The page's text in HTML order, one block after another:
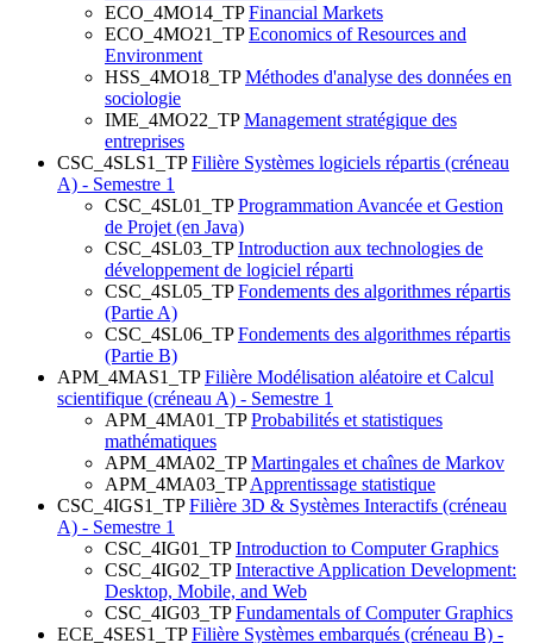
ECO_4MO14_TP Financial Markets
ECO_4MO21_TP Economics of Resources and
Environment
HSS_4MO18_TP Méthodes d'analyse des données en
sociologie
IME_4MO22_TP Management stratégique des
entreprises
CSC_4SLS1_TP Filière Systèmes logiciels répartis (créneau
A) - Semestre 1
CSC_4SL01_TP Programmation Avancée et Gestion
de Projet (en Java)
CSC_4SL03_TP Introduction aux technologies de
développement de logiciel réparti
CSC_4SL05_TP Fondements des algorithmes répartis
(Partie A)
CSC_4SL06_TP Fondements des algorithmes répartis
(Partie B)
APM_4MAS1_TP Filière Modélisation aléatoire et Calcul
scientifique (créneau A) - Semestre 1
APM_4MA01_TP Probabilités et statistiques
mathématiques
APM_4MA02_TP Martingales et chaînes de Markov
APM_4MA03_TP Apprentissage statistique
CSC_4IGS1_TP Filière 3D & Systèmes Interactifs (créneau
A) - Semestre 1
CSC_4IG01_TP Introduction to Computer Graphics
CSC_4IG02_TP Interactive Application Development:
Desktop, Mobile, and Web
CSC_4IG03_TP Fundamentals of Computer Graphics
ECE_4SES1_TP Filière Systèmes embarqués (créneau B) -